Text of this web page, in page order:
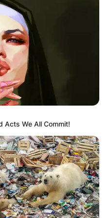
ваков принцип
ќе работи
до клиенти во
за
Acts We All Commit!